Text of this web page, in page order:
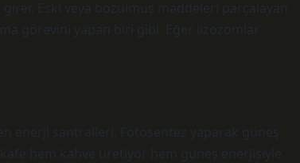
Eski veya bozulmuş maddeleri parçalayan
görevini yapan biri gibi. Eğer lizozomlar
enerji santralleri. Fotosentez yaparak güneş
kafe hem kahve üretiyor hem güneş enerjisiyle